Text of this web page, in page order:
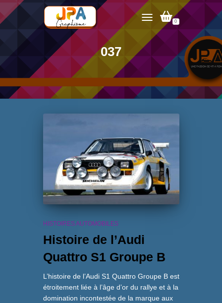
TOGGLE NAVIGATION
0
037
HISTOIRES AUTOMOBILES
Histoire de l’Audi
Quattro S1 Groupe B
L’histoire de l’Audi S1 Quattro Groupe B est
étroitement liée à l’âge d’or du rallye et à la
domination incontestée de la marque aux